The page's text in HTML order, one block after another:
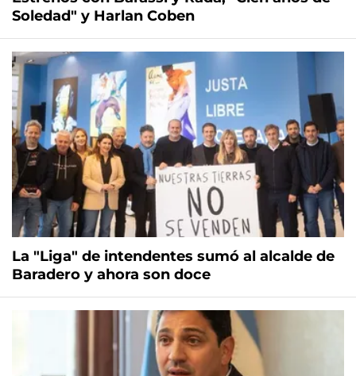
Soledad" y Harlan Coben
La "Liga" de intendentes sumó al alcalde de
Baradero y ahora son doce